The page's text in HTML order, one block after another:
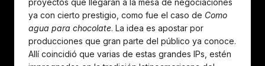
ya con cierto prestigio, como fue el caso de Como
agua para chocolate. La idea es apostar por
producciones que gran parte del público ya conoce.
Allí coincidió que varias de estas grandes IPs, estén